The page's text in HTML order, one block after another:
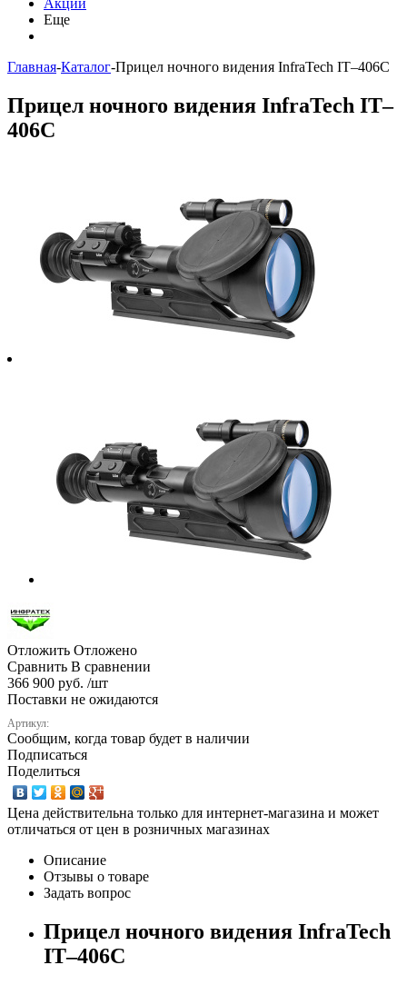
Акции
Еще
Главная-Каталог-Прицел ночного видения InfraTech IT–406C
Прицел ночного видения InfraTech IT–
406C
Отложить Отложено
Сравнить В сравнении
366 900 руб. /шт
Поставки не ожидаются
Артикул:
Сообщим, когда товар будет в наличии
Подписаться
Поделиться
Цена действительна только для интернет-магазина и может
отличаться от цен в розничных магазинах
Описание
Отзывы о товаре
Задать вопрос
Прицел ночного видения InfraTech
IT–406C